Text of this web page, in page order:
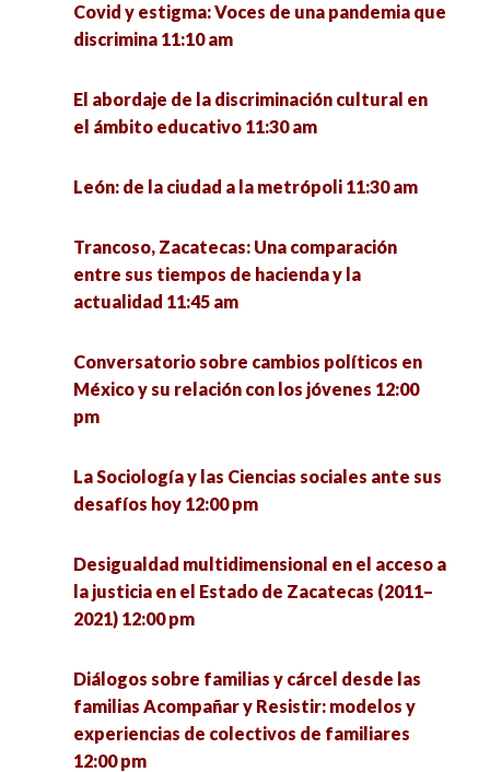
2018-2019 6:00 pm
perspectivas críticas 6:30 pm
Doctorado en México 7:00 pm
espíritu 12:00 pm
12:30 pm
social 12:30 pm
Factores socioambientales que determinan las
conductas de violencia y delictivas en las
viviendas multifamiliares de la colonia
Sustentabilidad en tiempos de pandemia 1:00
Simposio sobre Métodos de Investigación:
experiencias y saberes 1:00 pm
Mesa de egresados: La formación de
investigadores en la Unidad Académica de
Ciencia Política. En memoria al Dr. Eligio Meza
Emociones y experiencias del cuidado en el
norte de México 3:00 pm
Covid y estigma: Voces de una pandemia que
discrimina 11:10 am
El abordaje de la discriminación cultural en
el ámbito educativo 11:30 am
León: de la ciudad a la metrópoli 11:30 am
Trancoso, Zacatecas: Una comparación
entre sus tiempos de hacienda y la
actualidad 11:45 am
Conversatorio sobre cambios políticos en
México y su relación con los jóvenes 12:00
pm
La Sociología y las Ciencias sociales ante sus
desafíos hoy 12:00 pm
Desigualdad multidimensional en el acceso a
la justicia en el Estado de Zacatecas (2011–
2021) 12:00 pm
Diálogos sobre familias y cárcel desde las
familias Acompañar y Resistir: modelos y
experiencias de colectivos de familiares
12:00 pm